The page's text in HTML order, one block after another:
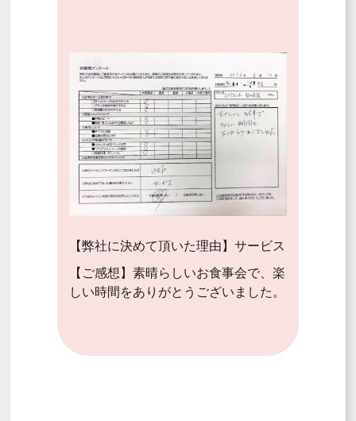
【弊社に決めて頂いた理由】サービス
【ご感想】素晴らしいお食事会で、楽
しい時間をありがとうございました。